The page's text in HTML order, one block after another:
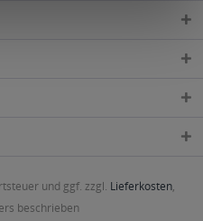
und ggf. zzgl. Lieferkosten,
beschrieben